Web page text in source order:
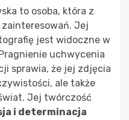
to osoba, która z
Jej
jest widoczne w
uchwycenia
sprawia, że jej zdjęcia
ale także
Jej twórczość
i determinacja